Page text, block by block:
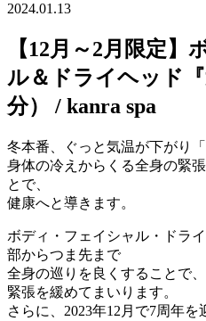
2024.01.13
【12月～2月限定
ル＆ドライヘッド
分） / kanra spa
冬本番、ぐっと気温が下がり
身体の冷えからくる全身の緊
とで、
健康へと導きます。
ボディ・フェイシャル・ドラ
部からつま先まで
全身の巡りを良くすることで
緊張を緩めてまいります。
さらに、2023年12月で7周年